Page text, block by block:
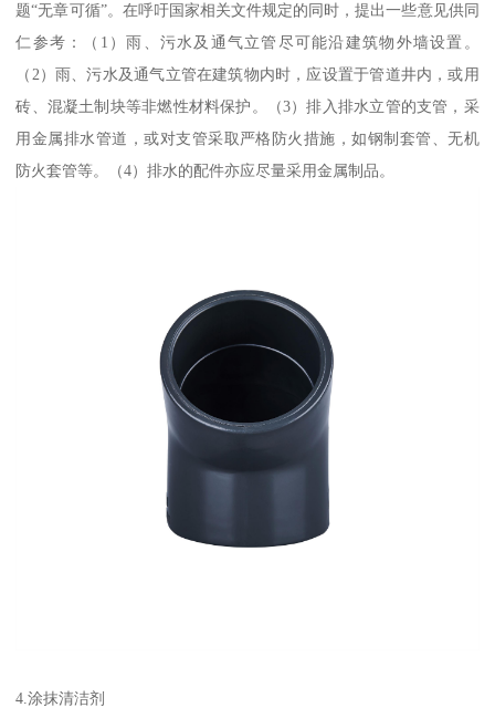
题“无章可循”。在呼吁国家相关文件规定的同时，提出一些意见供同
仁参考：（1）雨、污水及通气立管尽可能沿建筑物外墙设置。
（2）雨、污水及通气立管在建筑物内时，应设置于管道井内，或用
砖、混凝土制块等非燃性材料保护。（3）排入排水立管的支管，采
用金属排水管道，或对支管采取严格防火措施，如钢制套管、无机
防火套管等。（4）排水的配件亦应尽量采用金属制品。
4.涂抹清洁剂